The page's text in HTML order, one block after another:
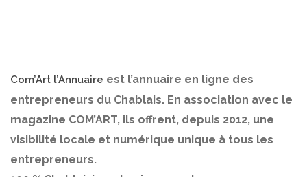
Com’Art l’Annuaire est l’annuaire en ligne des
entrepreneurs du Chablais. En association avec le
magazine COM’ART, ils offrent, depuis 2012, une
visibilité locale et numérique unique à tous les
entrepreneurs.